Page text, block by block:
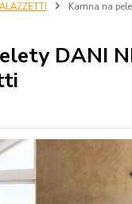
Kamna na
DANI